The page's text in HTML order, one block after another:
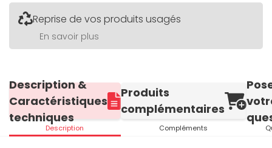
Reprise de vos produits usagés
En savoir plus
Description &
Caractéristiques
techniques
Description
Produits
complémentaires
Compléments